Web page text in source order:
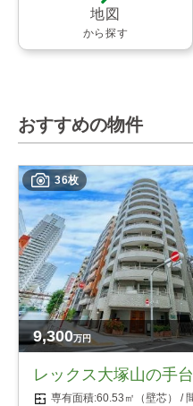
地図
から探す
おすすめの物件
36枚
9,300万円
レックス大塚山の手台
60.53㎡（壁芯）